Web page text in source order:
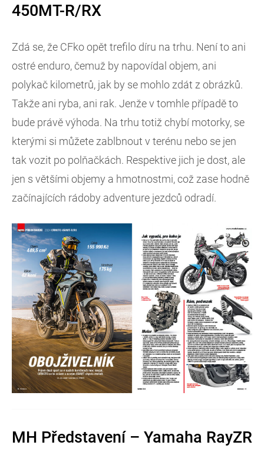
450MT-R/RX
Zdá se, že CFko opět trefilo díru na trhu. Není to ani
ostré enduro, čemuž by napovídal objem, ani
polykač kilometrů, jak by se mohlo zdát z obrázků.
Takže ani ryba, ani rak. Jenže v tomhle případě to
bude právě výhoda. Na trhu totiž chybí motorky, se
kterými si můžete zablbnout v terénu nebo se jen
tak vozit po polňačkách. Respektive jich je dost, ale
jen s většími objemy a hmotnostmi, což zase hodně
začínajících rádoby adventure jezdců odradí.
MH Představení – Yamaha RayZR